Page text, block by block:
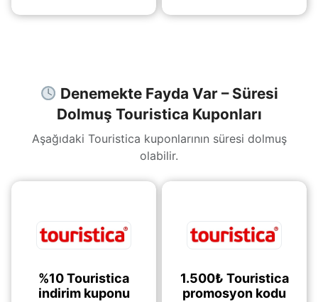
rezervasyonda 1250 TL
Denemekte Fayda Var – Süresi
Dolmuş Touristica Kuponları
Aşağıdaki Touristica kuponlarının süresi dolmuş
olabilir.
%10 Touristica
indirim kuponu
1.500₺ Touristica
promosyon kodu